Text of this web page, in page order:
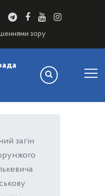
зору
загін